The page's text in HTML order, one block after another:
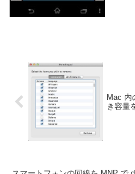
Mac 内
き容量